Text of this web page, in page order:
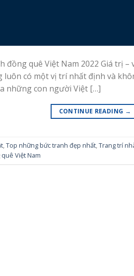
đồng quê Việt Nam 2022 Giá trị –
luôn có một vị trí nhất định và
những con người Việt […]
CONTINUE READING →
,Top những bức tranh đẹp nhất,Trang trí
Việt Nam